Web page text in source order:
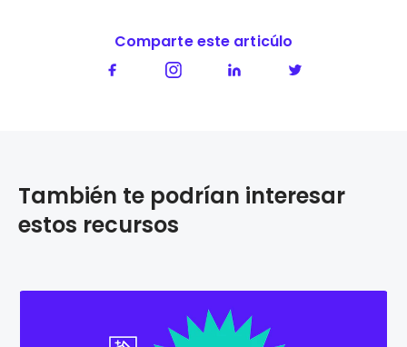
Comparte este articúlo
También te podrían interesar
estos recursos